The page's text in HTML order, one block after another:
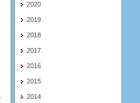
2020
2019
2018
2017
2016
2015
2014